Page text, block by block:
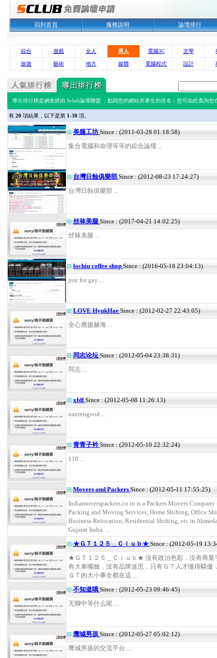
回到首頁 服務說明 論壇排行
綜合 遊戲 女人 男人 電腦3C 文學
旅遊 藝術 地方 媒體 電腦程式 設計
導出排行榜是網友經由 Sclub論壇聯盟 ，點閱您的網站所產生的排名；您可由此查詢您
有 20 項結果，以下是第 1-30 項。
美腿工坊 Since : (2011-03-28 01:18:58)
集合電腦和命理等等的綜合論壇 ...
台灣日蝕俱樂部 Since : (2012-08-23 17:24:27)
台灣日蝕俱樂部 ...
丝袜美腿Since : (2017-04-21 14:02:25)
丝袜美腿 ...
lochiu coffee shop Since : (2016-05-18 23:04:13)
just for gay ...
LOVE HyukHae Since : (2012-02-27 22:43:05)
全心應援赫海 ...
同志论坛Since : (2012-05-04 23:38:31)
同志 ...
xfdfSince : (2012-05-08 11:26:13)
nanrengood ...
青青子衿Since : (2012-05-10 22:32:24)
110 ...
Movers and Packers Since : (2012-05-11 17:55:25)
Indiamoverspackers.co.in is a Packers Movers Company
Packing and Moving Services, Home Shifting, Office
Business Relocation, Residential Shifting, etc in
Gujarat India. ...
★ＧＴ１２５＿Ｃｌｕｂ★ Since : (2012-05-19
★ＧＴ１２５＿Ｃｌｕｂ★ 沒有政治色彩．沒有商業
有大車嘴臉．沒有品牌迷思．只有ＧＴ人才懂得驕傲
ＧＴ的大小事全都在這 ...
不知道哦 Since : (2012-05-23 09:46:45)
无聊中等什么呢 ...
鹰城男孩 Since : (2012-05-27 05:02:12)
鹰城男孩的交流平台 ...